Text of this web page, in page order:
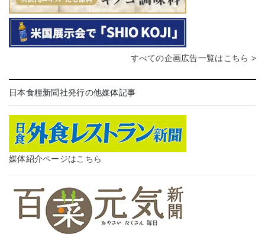
すべての企画広告一覧はこちら >
日本食糧新聞社発行の他媒体記事
媒体紹介ページはこちら